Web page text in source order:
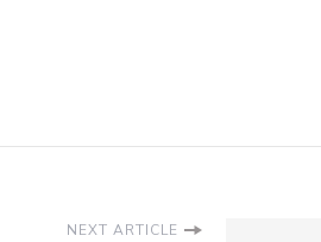
NEXT ARTICLE